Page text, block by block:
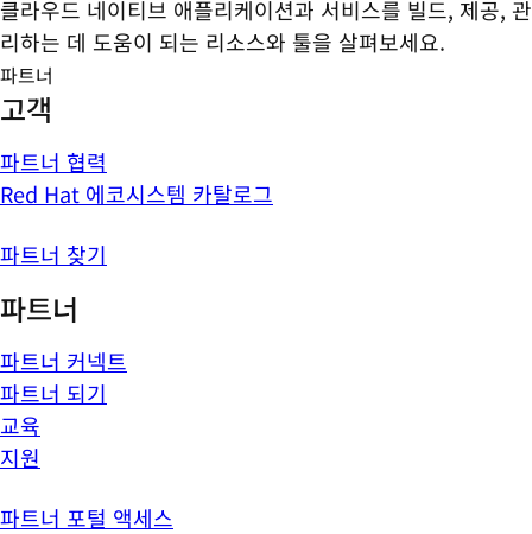
클라우드 네이티브 애플리케이션과 서비스를 빌드, 제공, 관
리하는 데 도움이 되는 리소스와 툴을 살펴보세요.
파트너
고객
파트너 협력
Red Hat 에코시스템 카탈로그
파트너 찾기
파트너
파트너 커넥트
파트너 되기
교육
지원
파트너 포털 액세스